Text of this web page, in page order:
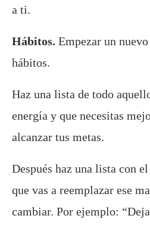
a ti.
Hábitos. Empezar un
hábitos.
Haz una lista de todo
energía y que necesitas
alcanzar tus metas.
Después haz una lista con
que vas a reemplazar ese
cambiar. Por ejemplo: